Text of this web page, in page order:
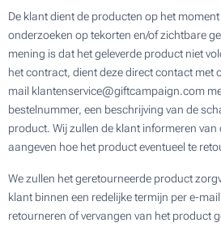
De klant dient de producten op het
onderzoeken op tekorten en/of zichtbare
mening is dat het geleverde product niet
het contract, dient deze direct contact met
mail klantenservice@giftcampaign.com
bestelnummer, een beschrijving van de
product. Wij zullen de klant informeren van
aangeven hoe het product eventueel te
We zullen het geretourneerde product
klant binnen een redelijke termijn per e-
retourneren of vervangen van het product